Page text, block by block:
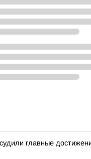
главные